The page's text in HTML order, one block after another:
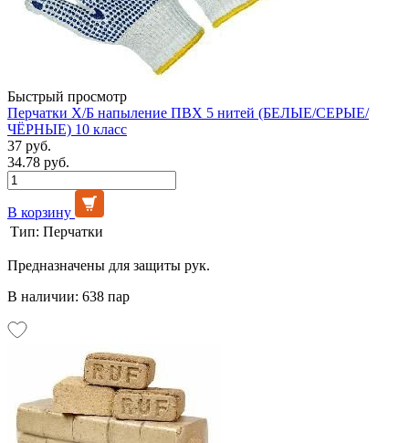
Быстрый просмотр
Перчатки Х/Б напыление ПВХ 5 нитей (БЕЛЫЕ/СЕРЫЕ/
ЧЁРНЫЕ) 10 класс
37 руб.
34.78 руб.
В корзину
Тип: Перчатки
Предназначены для защиты рук.
В наличии: 638 пар